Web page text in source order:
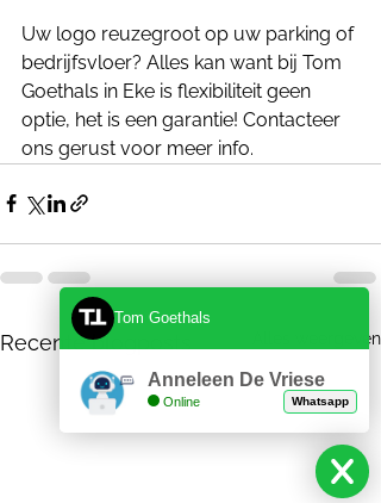
Uw logo reuzegroot op uw parking of
bedrijfsvloer? Alles kan want bij Tom
Goethals in Eke is flexibiliteit geen
optie, het is een garantie! Contacteer
ons gerust voor meer info.
Recente blogposts Alles weergeven
Tom Goethals
Anneleen De Vriese
Online Whatsapp